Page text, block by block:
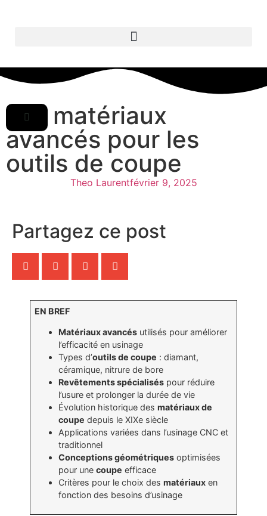
Les matériaux
avancés pour les
outils de coupe
Theo Laurentfévrier 9, 2025
Partagez ce post
EN BREF
Matériaux avancés utilisés pour améliorer
l’efficacité en usinage
Types d’outils de coupe : diamant,
céramique, nitrure de bore
Revêtements spécialisés pour réduire
l’usure et prolonger la durée de vie
Évolution historique desmatériaux de
coupe depuis le XIXe siècle
Applications variées dans l’usinage CNC et
traditionnel
Conceptions géométriques optimisées
pour unecoupe efficace
Critères pour le choix desmatériaux en
fonction des besoins d’usinage